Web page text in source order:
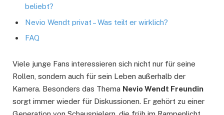
beliebt?
Nevio Wendt privat – Was teilt er wirklich?
FAQ
Viele junge Fans interessieren sich nicht nur für seine
Rollen, sondern auch für sein Leben außerhalb der
Kamera. Besonders das Thema Nevio Wendt Freundin
sorgt immer wieder für Diskussionen. Er gehört zu einer